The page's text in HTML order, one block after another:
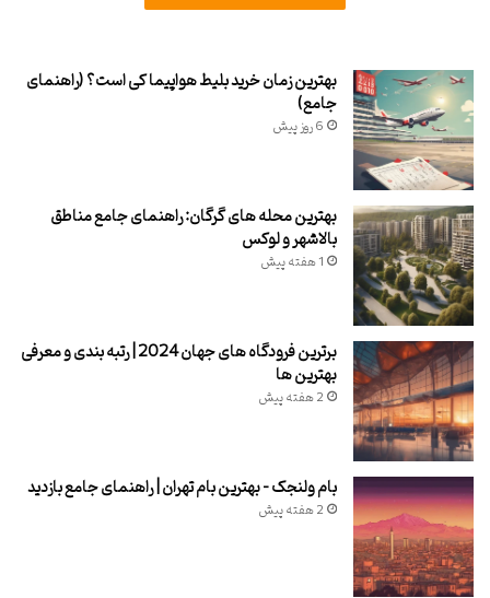
بهترین زمان خرید بلیط هواپیما کی است؟ (راهنمای
جامع)
6 روز پیش
بهترین محله های گرگان: راهنمای جامع مناطق
بالاشهر و لوکس
1 هفته پیش
برترین فرودگاه های جهان 2024 | رتبه بندی و معرفی
بهترین ها
2 هفته پیش
بام ولنجک – بهترین بام تهران | راهنمای جامع بازدید
2 هفته پیش